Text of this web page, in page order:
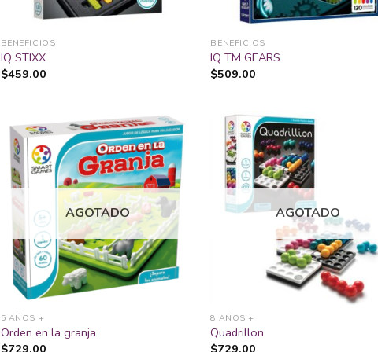
BENEFICIOS
IQ STIXX
$459.00
BENEFICIOS
IQ TM GEARS
$509.00
Añadir
a la
lista
de
deseos
AGOTADO
5 AÑOS +
Orden en la granja
$729.00
AGOTADO
8 AÑOS +
Quadrillon
$729.00